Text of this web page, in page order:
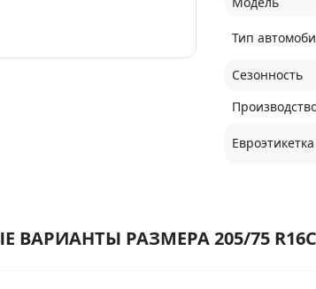
Тип
Сезонность
Евроэтикетка
ВАРИАНТЫ РАЗМЕРА 205/75 R16C